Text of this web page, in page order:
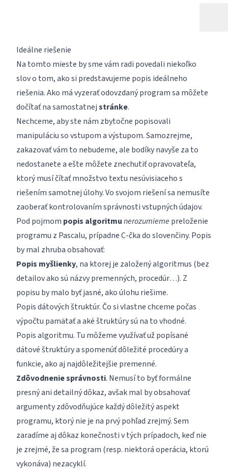
Ideálne riešenie
Na tomto mieste by sme vám radi povedali niekoľko
slov o tom, ako si predstavujeme popis ideálneho
riešenia. Ako má vyzerať odovzdaný program sa môžete
dočítať na samostatnejstránke.
Nechceme, aby ste nám zbytočne popisovali
manipuláciu so vstupom a výstupom. Samozrejme,
zakazovať vám to nebudeme, ale bodíky navyše za to
nedostanete a ešte môžete znechutiť opravovateľa,
ktorý musí čítať množstvo textu nesúvisiaceho s
riešením samotnej úlohy. Vo svojom riešení sa nemusíte
zaoberať kontrolovaním správnosti vstupných údajov.
Pod pojmom popis algoritmunerozumiemepreloženie
programu z Pascalu, prípadne C-čka do slovenčiny. Popis
by mal zhruba obsahovať:
Popis myšlienky, na ktorej je založený algoritmus (bez
detailov ako sú názvy premenných, procedúr…). Z
popisu by malo byť jasné, ako úlohu riešime.
Popis dátových štruktúr. Čo si vlastne chceme počas
výpočtu pamätať a aké štruktúry sú na to vhodné.
Popis algoritmu. Tu môžeme využívať už popísané
dátové štruktúry a spomenúť dôležité procedúry a
funkcie, ako aj najdôležitejšie premenné.
Zdôvodnenie správnosti. Nemusí to byť formálne
presný ani detailný dôkaz, avšak mal by obsahovať
argumenty zdôvodňujúce každý dôležitý aspekt
programu, ktorý nie je na prvý pohľad zrejmý. Sem
zaradíme aj dôkaz konečnosti v tých prípadoch, keď nie
je zrejmé, že sa program (resp. niektorá operácia, ktorú
vykonáva) nezacyklí.